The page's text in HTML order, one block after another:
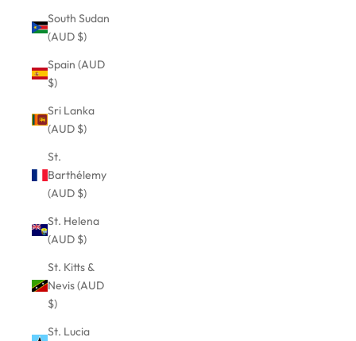
South Sudan
(AUD $)
Spain (AUD
$)
Sri Lanka
(AUD $)
St.
Barthélemy
(AUD $)
St. Helena
(AUD $)
St. Kitts &
Nevis (AUD
$)
St. Lucia